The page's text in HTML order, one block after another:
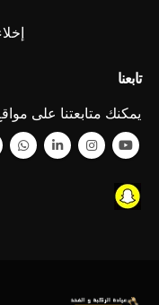
تابعنا
يمكنك متابعتنا على